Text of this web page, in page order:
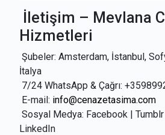
İletişim – Mevlana
Hizmetleri
Şubeler: Amsterdam, İstanbul,
İtalya
7/24 WhatsApp & Çağrı:
E-mail: info@cenazetasima.com
Sosyal Medya: Facebook |
LinkedIn